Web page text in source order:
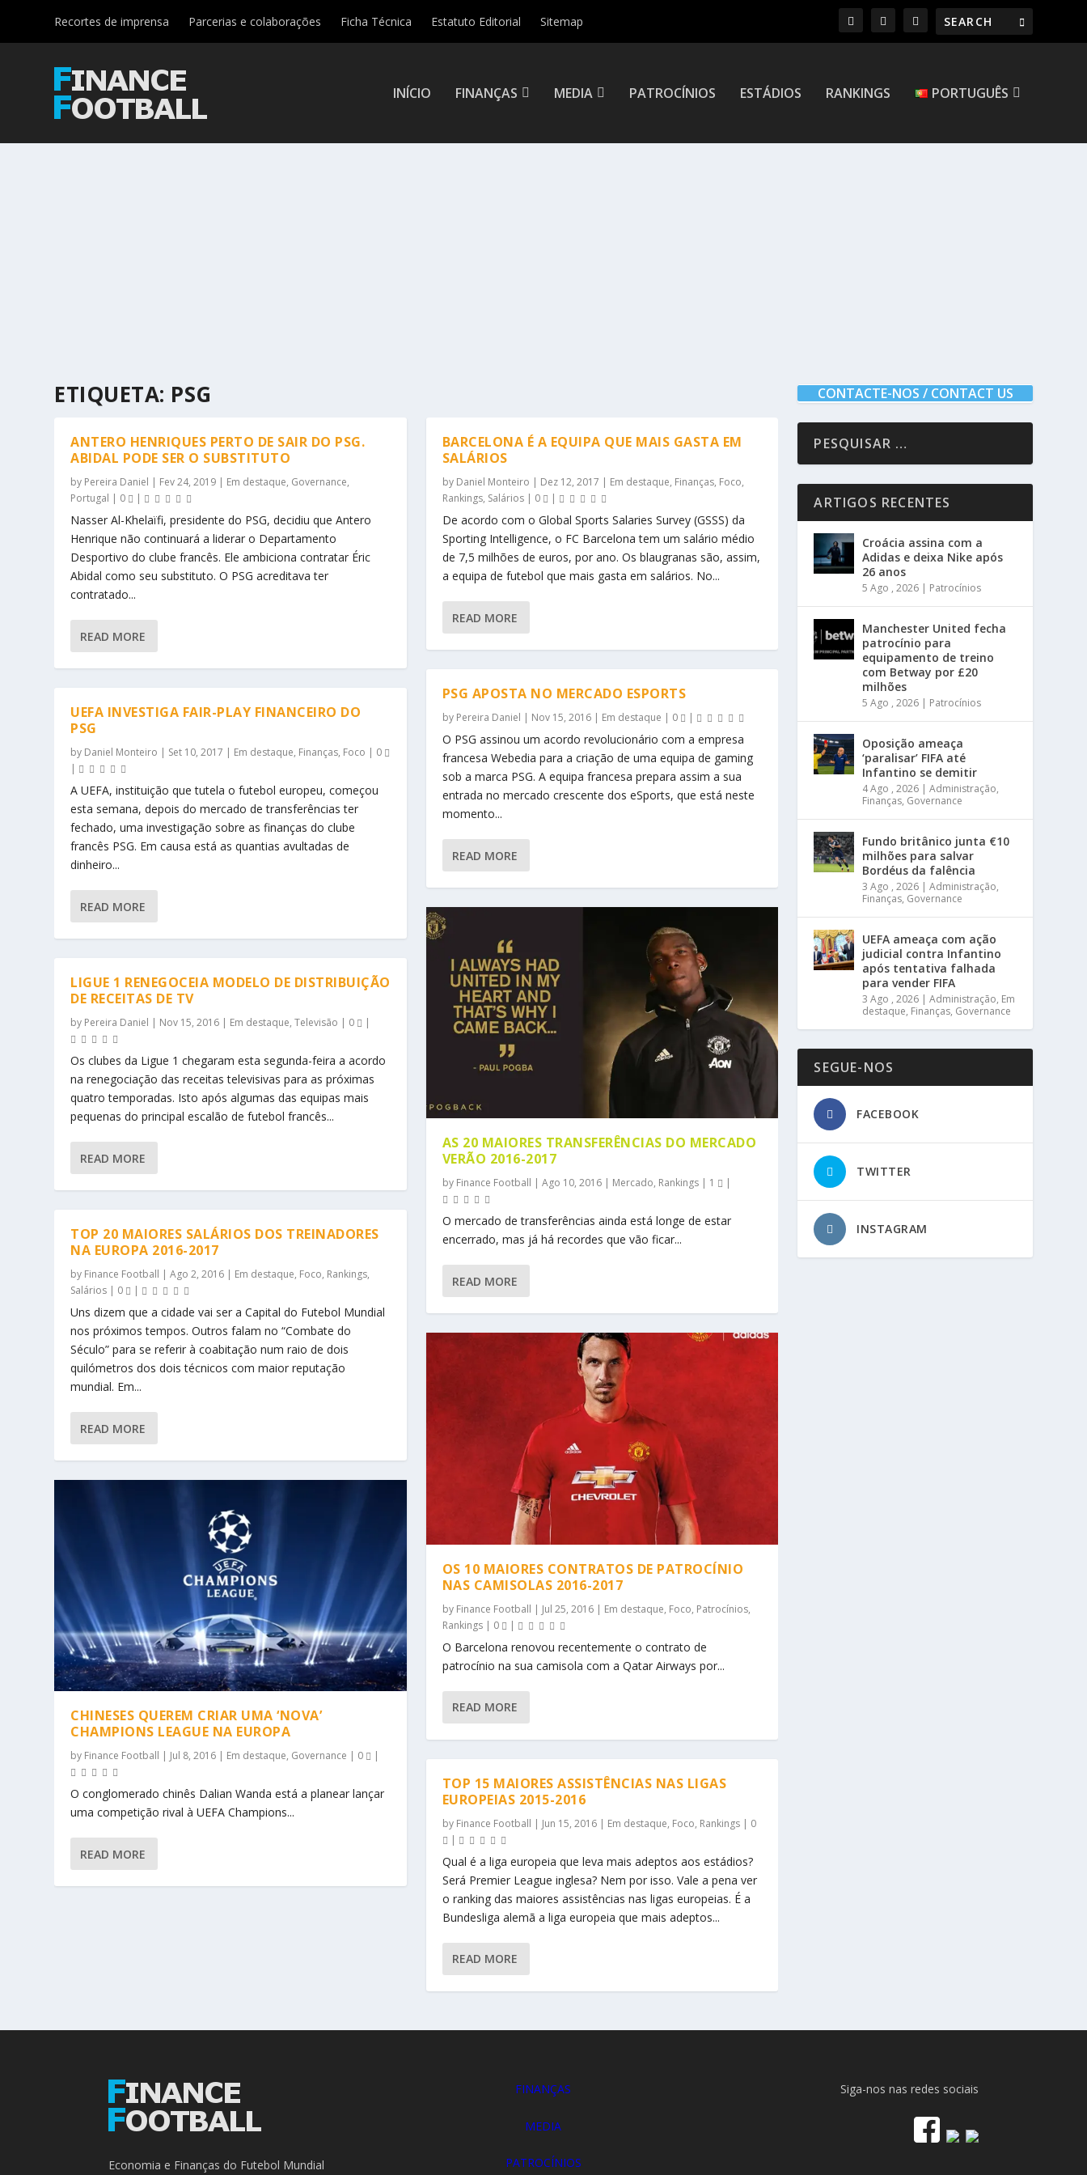
Recortes de imprensa Parcerias e colaborações Ficha Técnica Estatuto Editorial Sitemap
INÍCIO FINANÇAS MEDIA PATROCÍNIOS ESTÁDIOS RANKINGS PORTUGUÊS
ETIQUETA: PSG
ANTERO HENRIQUES PERTO DE SAIR DO PSG.
ABIDAL PODE SER O SUBSTITUTO
by Pereira Daniel | Fev 24, 2019 | Em destaque, Governance,
Portugal | 0 |
Nasser Al-Khelaïfi, presidente do PSG, decidiu que Antero
Henrique não continuará a liderar o Departamento
Desportivo do clube francês. Ele ambiciona contratar Éric
Abidal como seu substituto. O PSG acreditava ter
contratado...
READ MORE
UEFA INVESTIGA FAIR-PLAY FINANCEIRO DO
PSG
by Daniel Monteiro | Set 10, 2017 | Em destaque, Finanças, Foco | 0
|
A UEFA, instituição que tutela o futebol europeu, começou
esta semana, depois do mercado de transferências ter
fechado, uma investigação sobre as finanças do clube
francês PSG. Em causa está as quantias avultadas de
dinheiro...
READ MORE
LIGUE 1 RENEGOCEIA MODELO DE DISTRIBUIÇÃO
DE RECEITAS DE TV
by Pereira Daniel | Nov 15, 2016 | Em destaque,Televisão | 0 |
Os clubes da Ligue 1 chegaram esta segunda-feira a acordo
na renegociação das receitas televisivas para as próximas
quatro temporadas. Isto após algumas das equipas mais
pequenas do principal escalão de futebol francês...
READ MORE
TOP 20 MAIORES SALÁRIOS DOS TREINADORES
NA EUROPA 2016-2017
by Finance Football |Ago 2, 2016 | Em destaque, Foco, Rankings,
Salários | 0 |
Uns dizem que a cidade vai ser a Capital do Futebol Mundial
nos próximos tempos. Outros falam no “Combate do
Século” para se referir à coabitação num raio de dois
quilómetros dos dois técnicos com maior reputação
mundial. Em...
READ MORE
CHINESES QUEREM CRIAR UMA ‘NOVA’
CHAMPIONS LEAGUE NA EUROPA
by Finance Football | Jul 8, 2016 | Em destaque, Governance | 0 |
O conglomerado chinês Dalian Wanda está a planear lançar
uma competição rival à UEFA Champions...
READ MORE
BARCELONA É A EQUIPA QUE MAIS GASTA EM
SALÁRIOS
by Daniel Monteiro | Dez 12, 2017 | Em destaque, Finanças, Foco,
Rankings, Salários| 0 |
De acordo com o Global Sports Salaries Survey (GSSS) da
Sporting Intelligence, o FC Barcelona tem um salário médio
de 7,5 milhões de euros, por ano. Os blaugranas são, assim,
a equipa de futebol que mais gasta em salários. No...
READ MORE
PSG APOSTA NO MERCADO ESPORTS
by Pereira Daniel | Nov 15, 2016| Em destaque | 0 |
O PSG assinou um acordo revolucionário com a empresa
francesa Webedia para a criação de uma equipa de gaming
sob a marca PSG. A equipa francesa prepara assim a sua
entrada no mercado crescente dos eSports, que está neste
momento...
READ MORE
AS 20 MAIORES TRANSFERÊNCIAS DO MERCADO
VERÃO 2016-2017
by Finance Football | Ago 10, 2016| Mercado, Rankings| 1 |
O mercado de transferências ainda está longe de estar
encerrado, mas já há recordes que vão ficar...
READ MORE
OS 10 MAIORES CONTRATOS DE PATROCÍNIO
NAS CAMISOLAS 2016-2017
by Finance Football | Jul 25, 2016| Em destaque, Foco, Patrocínios,
Rankings| 0 |
O Barcelona renovou recentemente o contrato de
patrocínio na sua camisola com a Qatar Airways por...
READ MORE
TOP 15 MAIORES ASSISTÊNCIAS NAS LIGAS
EUROPEIAS 2015-2016
by Finance Football | Jun 15, 2016| Em destaque, Foco, Rankings| 0
|
Qual é a liga europeia que leva mais adeptos aos estádios?
Será Premier League inglesa? Nem por isso. Vale a pena ver
o ranking das maiores assistências nas ligas europeias. É a
Bundesliga alemã a liga europeia que mais adeptos...
READ MORE
CONTACTE-NOS / CONTACT US
ARTIGOS RECENTES
Croácia assina com a
Adidas e deixa Nike após
26 anos
5 Ago , 2026 | Patrocínios
Manchester United fecha
patrocínio para
equipamento de treino
com Betway por £20
milhões
5 Ago , 2026 | Patrocínios
Oposição ameaça
‘paralisar’ FIFA até
Infantino se demitir
4 Ago , 2026 |Administração,
Finanças, Governance
Fundo britânico junta €10
milhões para salvar
Bordéus da falência
3 Ago , 2026 |Administração,
Finanças, Governance
UEFA ameaça com ação
judicial contra Infantino
após tentativa falhada
para vender FIFA
3 Ago , 2026 |Administração, Em
destaque, Finanças, Governance
SEGUE-NOS
FACEBOOK
TWITTER
INSTAGRAM
Economia e Finanças do Futebol Mundial
FINANÇAS
MEDIA
PATROCÍNIOS
Siga-nos nas redes sociais